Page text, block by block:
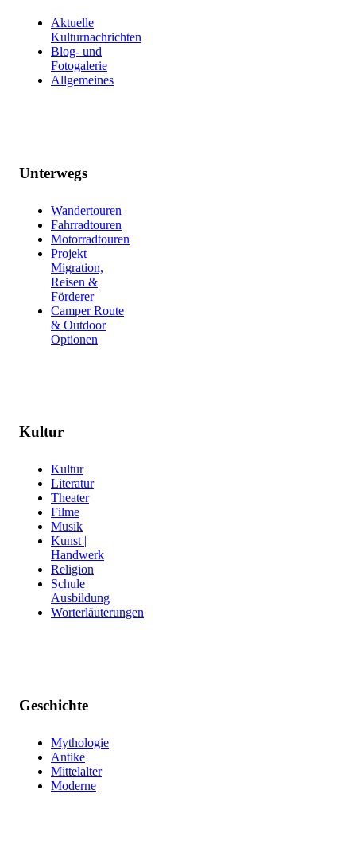
Aktuelle
Kulturnachrichten
Blog- und
Fotogalerie
Allgemeines
Unterwegs
Wandertouren
Fahrradtouren
Motorradtouren
Projekt
Migration,
Reisen &
Förderer
Camper Route
& Outdoor
Optionen
Kultur
Kultur
Literatur
Theater
Filme
Musik
Kunst |
Handwerk
Religion
Schule
Ausbildung
Worterläuterungen
Geschichte
Mythologie
Antike
Mittelalter
Moderne